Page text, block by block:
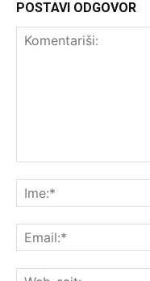
POSTAVI ODGOVOR